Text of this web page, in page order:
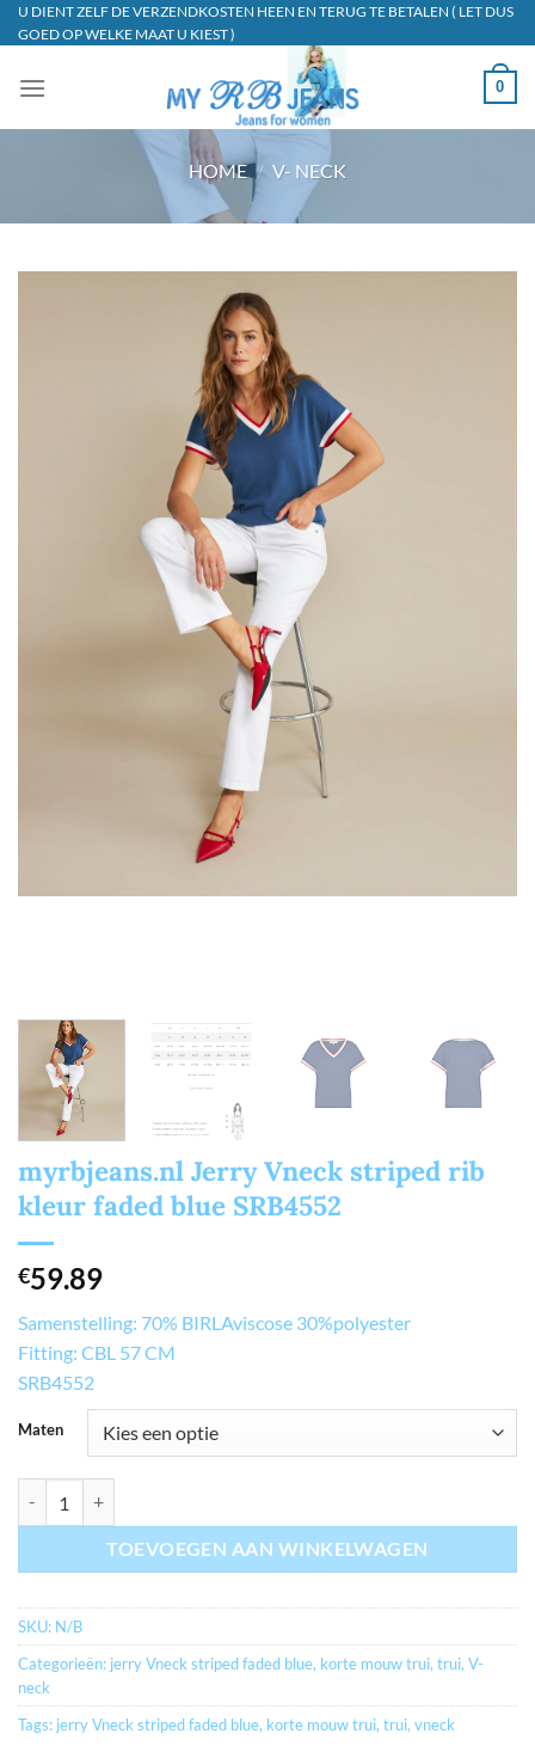
Ga
naar
U DIENT ZELF DE VERZENDKOSTEN HEEN EN TERUG TE BETALEN ( LET DUS
GOED OP WELKE MAAT U KIEST )
0
HOME / V- NECK
myrbjeans.nl Jerry Vneck striped rib
kleur faded blue SRB4552
€59.89
Samenstelling: 70% BIRLAviscose 30%polyester
Fitting: CBL 57 CM
SRB4552
Maten
TOEVOEGEN AAN WINKELWAGEN
SKU: N/B
Categorieën: jerry Vneck striped faded blue, korte mouw trui, trui, V-
neck
Tags: jerry Vneck striped faded blue, korte mouw trui, trui, vneck